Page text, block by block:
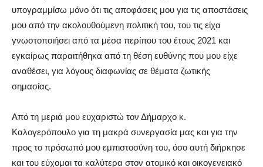
υπογραμμίσω μόνο ότι τις αποφάσεις μου για τις αποστάσεις
μου από την ακολουθούμενη πολιτική του, του τις είχα
γνωστοποιήσει από τα μέσα περίπου του έτους 2021 και
εγκαίρως παραιτήθηκα από τη θέση ευθύνης που μου είχε
αναθέσει, για λόγους διαφωνίας σε θέματα ζωτικής
σημασίας.
Από τη μεριά μου ευχαριστώ τον Δήμαρχο κ.
Καλογερόπουλο για τη μακρά συνεργασία μας και για την
προς το πρόσωπό μου εμπιστοσύνη του, όσο αυτή διήρκησε
και του εύχομαι τα καλύτερα στον ατομικό και οικογενειακό